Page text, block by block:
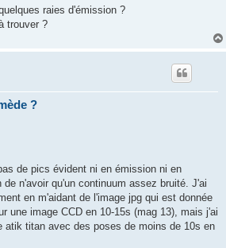
raies d'émission ?
trouver ?
?
de pics évident ni en émission ni en
n'avoir qu'un continuum assez bruité. J'ai
en m'aidant de l'image jpg qui est donnée
une image CCD en 10-15s (mag 13), mais j'ai
atik titan avec des poses de moins de 10s en